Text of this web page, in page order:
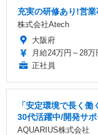
充実の研修あり!営
株式会社Atech
大阪府
月給24万円～28万
正社員
「安定環境で長く
30代活躍中/開発サ
AQUARIUS株式会社